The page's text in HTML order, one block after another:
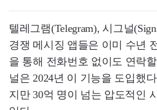
텔레그램(Telegram), 시그널
경쟁 메시징 앱들은 이미 수년
을 통해 전화번호 없이도 연락
널은 2024년 이 기능을 도입했
지만 30억 명이 넘는 압도적인